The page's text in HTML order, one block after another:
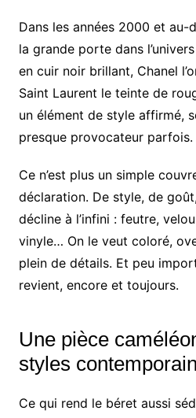
Dans les années 2000 et au-
la grande porte dans
en cuir noir brillant, Chanel
Saint Laurent le teinte de
un élément de style affirmé,
presque provocateur parfois.
Ce n’est plus un simple
déclaration. De style, de
décline à l’infini : feutre,
vinyle… On le veut coloré,
plein de détails. Et peu
revient, encore et toujours.
Une pièce
styles
Ce qui rend le béret aussi